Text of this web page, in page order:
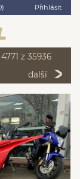
) Přihlásit
z 35936
další